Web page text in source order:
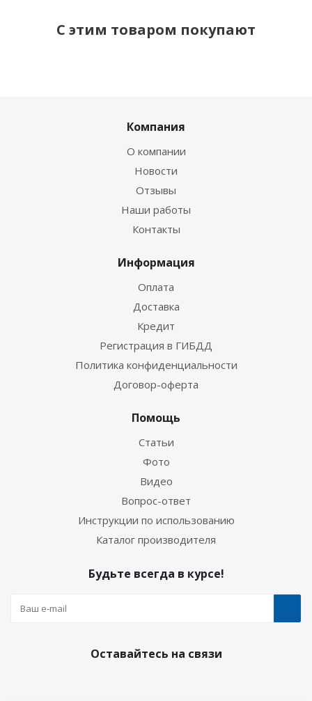
С этим товаром покупают
Компания
О компании
Новости
Отзывы
Наши работы
Контакты
Информация
Оплата
Доставка
Кредит
Регистрация в ГИБДД
Политика конфиденциальности
Договор-оферта
Помощь
Статьи
Фото
Видео
Вопрос-ответ
Инструкции по использованию
Каталог производителя
Будьте всегда в курсе!
Оставайтесь на связи